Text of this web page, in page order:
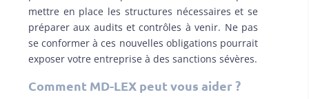
mettre en place les structures nécessaires et se
préparer aux audits et contrôles à venir. Ne pas
se conformer à ces nouvelles obligations pourrait
exposer votre entreprise à des sanctions sévères.
Comment MD-LEX peut vous aider ?